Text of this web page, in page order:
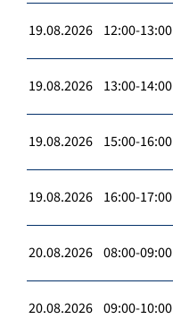
19.08.2026 12:00-13:00
19.08.2026 13:00-14:00
19.08.2026 15:00-16:00
19.08.2026 16:00-17:00
20.08.2026 08:00-09:00
20.08.2026 09:00-10:00